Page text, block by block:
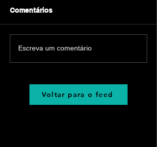
Comentários
Escreva um comentário
Voltar para o feed